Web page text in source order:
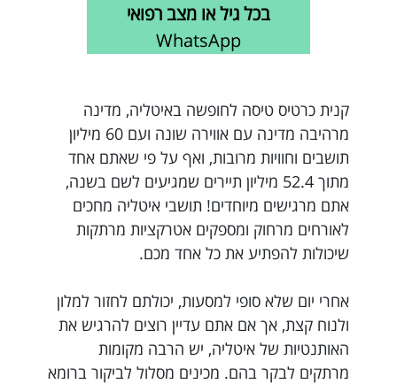
בכל גיל או מצב רפואי
WhatsApp
קנית כרטיס טיסה לחופשה באיטליה, מדינה
מרהיבה מדינה עם אווירה שונה ועם 60 מיליון
תושבים וחוויות מרובות, ואף על פי שאתם אחד
מתוך 52.4 מיליון תיירים שמגיעים לשם בשנה,
אתם מרגישים מיוחדים! תושבי איטליה מחכים
לאורחים מרחוק ומספקים אטרקציות מרתקות
שיכולות להפתיע את כל אחד מכם.
אחרי יום שלא סופי למסעות, יכולתם לחזור למלון
ולנוח קצת, אך אם אתם עדיין רוצים להרגיש את
האותנטיות של איטליה, יש הרבה מקומות
מרתקים לבקר בהם. מכינים מסלול לביקור ברומא